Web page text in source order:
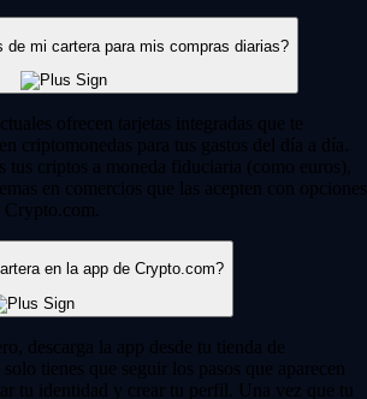
de mi cartera para mis compras diarias?
ofrecen tarjetas integradas que te
criptomonedas para tus gastos del día a día.
tus criptos a moneda fiduciaria (como euros),
en comercios que las acepten con opciones
en la app de Crypto.com?
descarga la app desde tu tienda de
tienes que seguir los pasos que aparecen
tu identidad y crear tu perfil. Una vez que tu